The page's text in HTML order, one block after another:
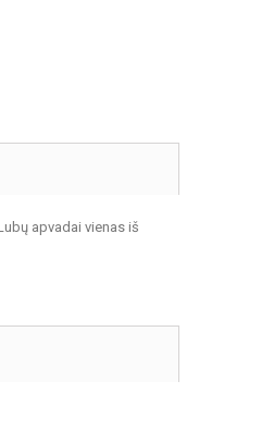
apvadai vienas iš